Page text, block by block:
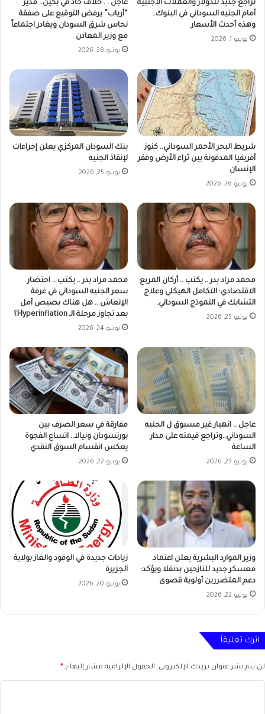
تراجع جديد للدولار والعملات الأجنبية
أمام الجنيه السوداني في البنوك..
وهذه أحدث الأسعار
يوليو 1, 2026
عاجل . . خلاف حاد في بكين.. مدير
“أرياب” يرفض التوقيع على صفقة
نحاس شرق السودان ويغادر اجتماعاً
مع وزير المعادن
يونيو 28, 2026
شريط البحر الأحمر السوداني.. كنوز
أفريقيا المدفونة بين ثراء الأرض وفقر
الإنسان
يونيو 26, 2026
بنك السودان المركزي يعلن إجراءات
لإنقاذ الجنيه
يونيو 25, 2026
محمد مراد بدر .. يكتب .. أركان المربع
الاقتصادي: التكامل الهيكلي وعلاج
التشابك في النموذج السوداني.
يونيو 25, 2026
محمد مراد بدر .. يكتب .. احتضار
سعر الجنيه السوداني في غرفة
الإنعاش .. هل هناك بصيص أمل
بعد تجاوز مرحلة الـ Hyperinflation؟
يونيو 24, 2026
عاجل .. انهيار غير مسبوق ل الجنيه
السوداني..وتراجع قيمته على مدار
الساعة
يونيو 23, 2026
مفارقة في سعر الصرف بين
بورتسودان ونيالا.. اتساع الفجوة
يعكس انقسام السوق النقدي
يونيو 22, 2026
وزير الموارد البشرية يعلن اعتماد
معسكر جديد للنازحين بدنقلا ويؤكد:
دعم المتضررين أولوية قصوى
يونيو 22, 2026
زيادات جديدة في الوقود والغاز بولاية
الجزيرة
يونيو 20, 2026
اترك تعليقاً
لن يتم نشر عنوان بريدك الإلكتروني. الحقول الإلزامية مشار إليها بـ*